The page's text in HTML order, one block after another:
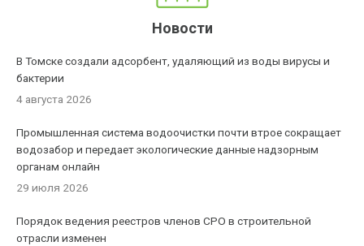
Новости
В Томске создали адсорбент, удаляющий из воды вирусы и
бактерии
4 августа 2026
Промышленная система водоочистки почти втрое сокращает
водозабор и передает экологические данные надзорным
органам онлайн
29 июля 2026
Порядок ведения реестров членов СРО в строительной
отрасли изменен